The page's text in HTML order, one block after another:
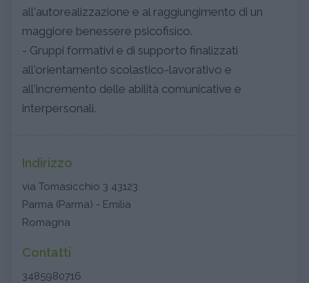
all'autorealizzazione e al raggiungimento di un
maggiore benessere psicofisico.
- Gruppi formativi e di supporto finalizzati
all'orientamento scolastico-lavorativo e
all'incremento delle abilità comunicative e
interpersonali.
Indirizzo
via Tomasicchio 3 43123
Parma (Parma) - Emilia
Romagna
Contatti
3485980716